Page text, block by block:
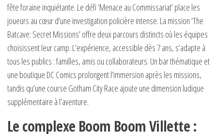
fête foraine inquiétante. Le défi ‘Menace au Commissariat’ place les
joueurs au cœur d’une investigation policière intense. La mission ‘The
Batcave: Secret Missions’ offre deux parcours distincts où les équipes
choisissent leur camp. L’expérience, accessible dès 7 ans, s’adapte à
tous les publics : familles, amis ou collaborateurs. Un bar thématique et
une boutique DC Comics prolongent l’immersion après les missions,
tandis qu’une course Gotham City Race ajoute une dimension ludique
supplémentaire à l’aventure.
Le complexe Boom Boom Villette :